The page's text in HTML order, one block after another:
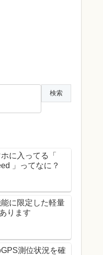
に入ってる「
」ってなに？
能に限定した軽量
ります
測位状況を確